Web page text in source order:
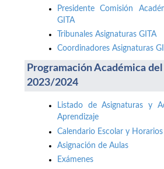
Presidente Comisión
GITA
Tribunales Asignaturas GITA
Coordinadores Asignaturas
Programación Académica
2023/2024
Listado de Asignaturas y
Aprendizaje
Calendario Escolar y Horarios
Asignación de Aulas
Exámenes